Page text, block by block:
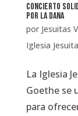
Concierto
por la DANA
por Jesuitas
Iglesia
La Iglesia
Goethe se
para